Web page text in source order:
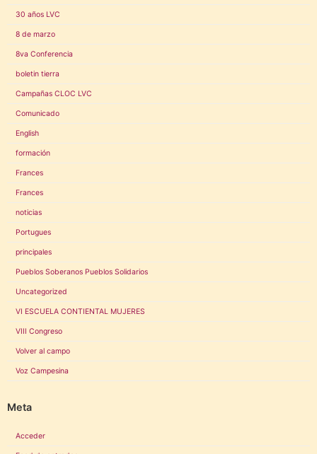
30 años LVC
8 de marzo
8va Conferencia
boletin tierra
Campañas CLOC LVC
Comunicado
English
formación
Frances
Frances
noticias
Portugues
principales
Pueblos Soberanos Pueblos Solidarios
Uncategorized
VI ESCUELA CONTIENTAL MUJERES
VIII Congreso
Volver al campo
Voz Campesina
Meta
Acceder